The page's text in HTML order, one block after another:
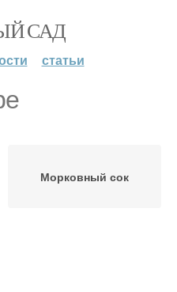
САД
статьи
Морковный сок